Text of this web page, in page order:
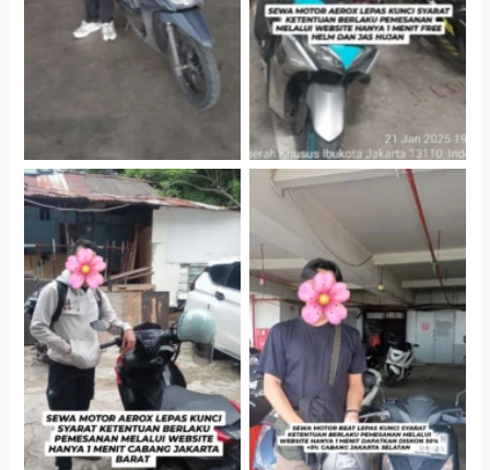
Cabang Jakarta Barat
Cityplaza Jatinegara
Gedung Parkir P6A